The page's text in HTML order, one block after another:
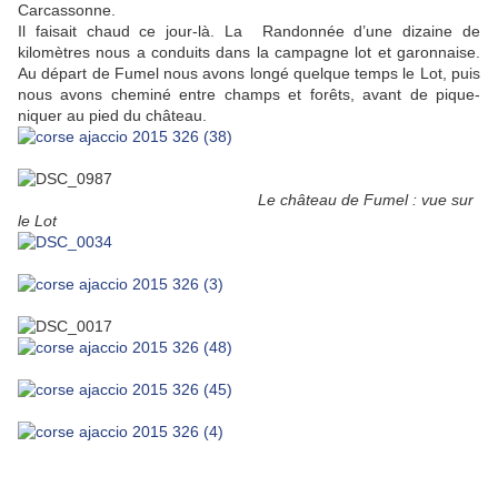
Carcassonne.
Il faisait chaud ce jour-là. La Randonnée d’une dizaine de
kilomètres nous a conduits dans la campagne lot et garonnaise.
Au départ de Fumel nous avons longé quelque temps le Lot, puis
nous avons cheminé entre champs et forêts, avant de pique-
niquer au pied du château.
Le château de Fumel : vue sur
le Lot